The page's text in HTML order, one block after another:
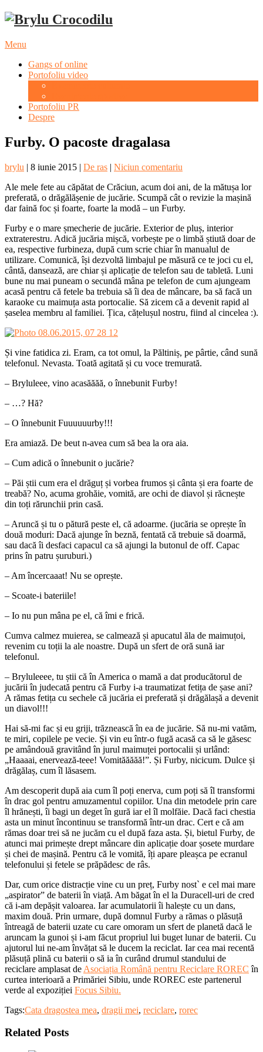
Menu
Gangs of online
Portofoliu video
Portofoliu PR
Despre
Furby. O pacoste dragalasa
brylu | 8 iunie 2015 | De ras | Niciun comentariu
Ale mele fete au căpătat de Crăciun, acum doi ani, de la mătușa lor
preferată, o drăgălășenie de jucărie. Scumpă cât o revizie la mașină
dar faină foc și foarte, foarte la modă – un Furby.
Furby e o mare șmecherie de jucărie. Exterior de pluș, interior
extraterestru. Adică jucăria mișcă, vorbește pe o limbă știută doar de
ea, respective furbineza, după cum scrie chiar în manualul de
utilizare. Comunică, își dezvoltă limbajul pe măsură ce te joci cu el,
cântă, dansează, are chiar și aplicație de telefon sau de tabletă. Luni
bune nu mai puneam o secundă mâna pe telefon de cum ajungeam
acasă pentru că fetele ba trebuia să îi dea de mâncare, ba să facă un
karaoke cu maimuța asta portocalie. Să zicem că a devenit rapid al
șaselea membru al familiei. Țica, cățelușul nostru, fiind al cincelea :).
Și vine fatidica zi. Eram, ca tot omul, la Păltiniș, pe pârtie, când sună
telefonul. Nevasta. Toată agitată și cu voce tremurată.
– Bryluleee, vino acasăăăă, o înnebunit Furby!
– …? Hă?
– O înnebunit Fuuuuuurby!!!
Era amiază. De beut n-avea cum să bea la ora aia.
– Cum adică o înnebunit o jucărie?
– Păi știi cum era el drăguț și vorbea frumos și cânta și era foarte de
treabă? No, acuma grohăie, vomită, are ochi de diavol și răcnește
din toți rărunchii prin casă.
– Aruncă și tu o pătură peste el, că adoarme. (jucăria se oprește în
două moduri: Dacă ajunge în beznă, fentată că trebuie să doarmă,
sau dacă îi desfaci capacul ca să ajungi la butonul de off. Capac
prins în patru șuruburi.)
– Am încercaaat! Nu se oprește.
– Scoate-i bateriile!
– Io nu pun mâna pe el, că îmi e frică.
Cumva calmez muierea, se calmează și apucatul ăla de maimuțoi,
revenim cu toții la ale noastre. După un sfert de oră sună iar
telefonul.
– Bryluleeee, tu știi că în America o mamă a dat producătorul de
jucării în judecată pentru că Furby i-a traumatizat fetița de șase ani?
A rămas fetița cu sechele că jucăria ei preferată și drăgălașă a devenit
un diavol!!!
Hai să-mi fac și eu griji, trăznească în ea de jucărie. Să nu-mi vatăm,
te miri, copilele pe vecie. Și vin eu într-o fugă acasă ca să le găsesc
pe amândouă gravitând în jurul maimuței portocalii și urlând:
„Haaaai, enervează-teee! Vomităăăăă!”. Și Furby, nicicum. Dulce și
drăgălaș, cum îl lăsasem.
Am descoperit după aia cum îl poți enerva, cum poți să îl transformi
în drac gol pentru amuzamentul copiilor. Una din metodele prin care
îl hrănești, îi bagi un deget în gură iar el îl molfăie. Dacă faci chestia
asta un minut încontinuu se transformă într-un drac. Cert e că am
rămas doar trei să ne jucăm cu el după faza asta. Și, bietul Furby, de
atunci mai primește drept mâncare din aplicație doar șosete murdare
și chei de mașină. Pentru că le vomită, îți apare pleașca pe ecranul
telefonului și fetele se prăpădesc de râs.
Dar, cum orice distracție vine cu un preț, Furby nost` e cel mai mare
„aspirator” de baterii în viață. Am băgat în el la Duracell-uri de cred
că i-am depășit valoarea. Iar acumulatorii îi halește cu un dans,
maxim două. Prin urmare, după domnul Furby a rămas o plăsuță
întreagă de baterii uzate cu care omoram un sfert de planetă dacă le
aruncam la gunoi și i-am făcut propriul lui buget lunar de baterii. Cu
ajutorul lui ne-am învățat să le ducem la reciclat. Iar cea mai recentă
plăsuță plină cu baterii o să ia în curând drumul standului de
reciclare amplasat de Asociația Română pentru Reciclare ROREC în
curtea interioară a Primăriei Sibiu, unde ROREC este partenerul
verde al expoziției Focus Sibiu.
Tags:Cata dragostea mea, dragii mei, reciclare, rorec
Related Posts